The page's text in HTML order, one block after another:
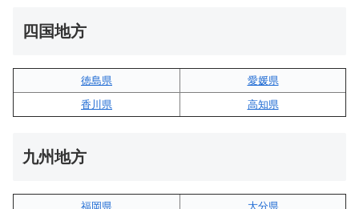
四国地方
徳島県
愛媛県
香川県
高知県
九州地方
福岡県 大分県